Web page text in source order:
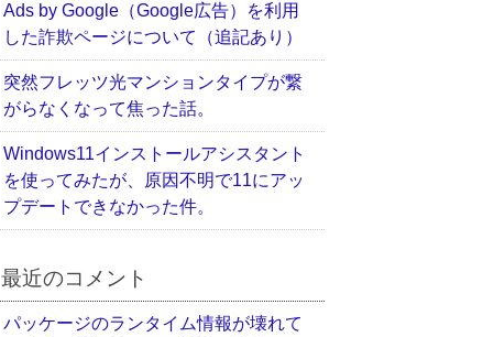
Ads by Google（Google広告）を利用
した詐欺ページについて（追記あり）
突然フレッツ光マンションタイプが繋
がらなくなって焦った話。
Windows11インストールアシスタント
を使ってみたが、原因不明で11にアッ
プデートできなかった件。
最近のコメント
パッケージのランタイム情報が壊れて